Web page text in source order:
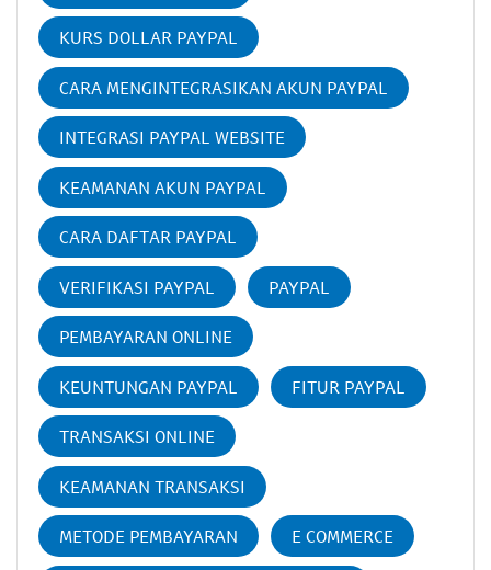
KURS DOLLAR PAYPAL
CARA MENGINTEGRASIKAN AKUN PAYPAL
INTEGRASI PAYPAL WEBSITE
KEAMANAN AKUN PAYPAL
CARA DAFTAR PAYPAL
VERIFIKASI PAYPAL PAYPAL
PEMBAYARAN ONLINE
KEUNTUNGAN PAYPAL FITUR PAYPAL
TRANSAKSI ONLINE
KEAMANAN TRANSAKSI
METODE PEMBAYARAN E COMMERCE